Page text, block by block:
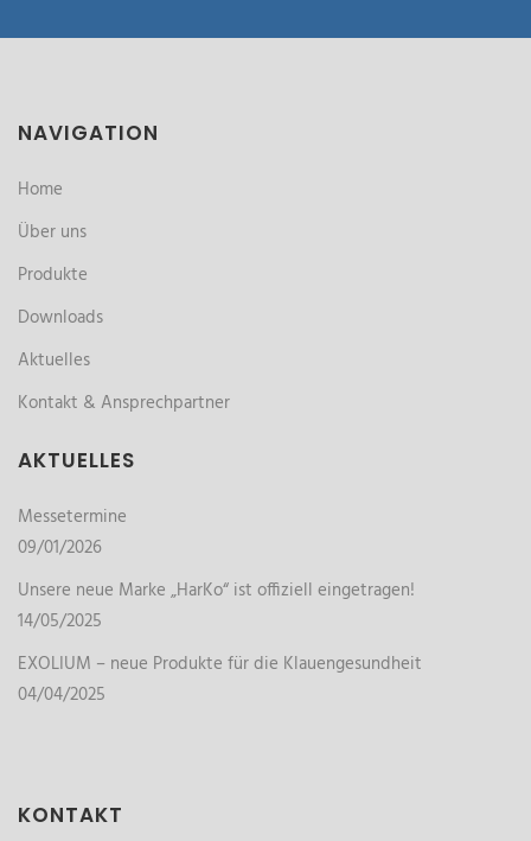
NAVIGATION
Home
Über uns
Produkte
Downloads
Aktuelles
Kontakt & Ansprechpartner
AKTUELLES
Messetermine
09/01/2026
Unsere neue Marke „HarKo“ ist offiziell eingetragen!
14/05/2025
EXOLIUM – neue Produkte für die Klauengesundheit
04/04/2025
KONTAKT